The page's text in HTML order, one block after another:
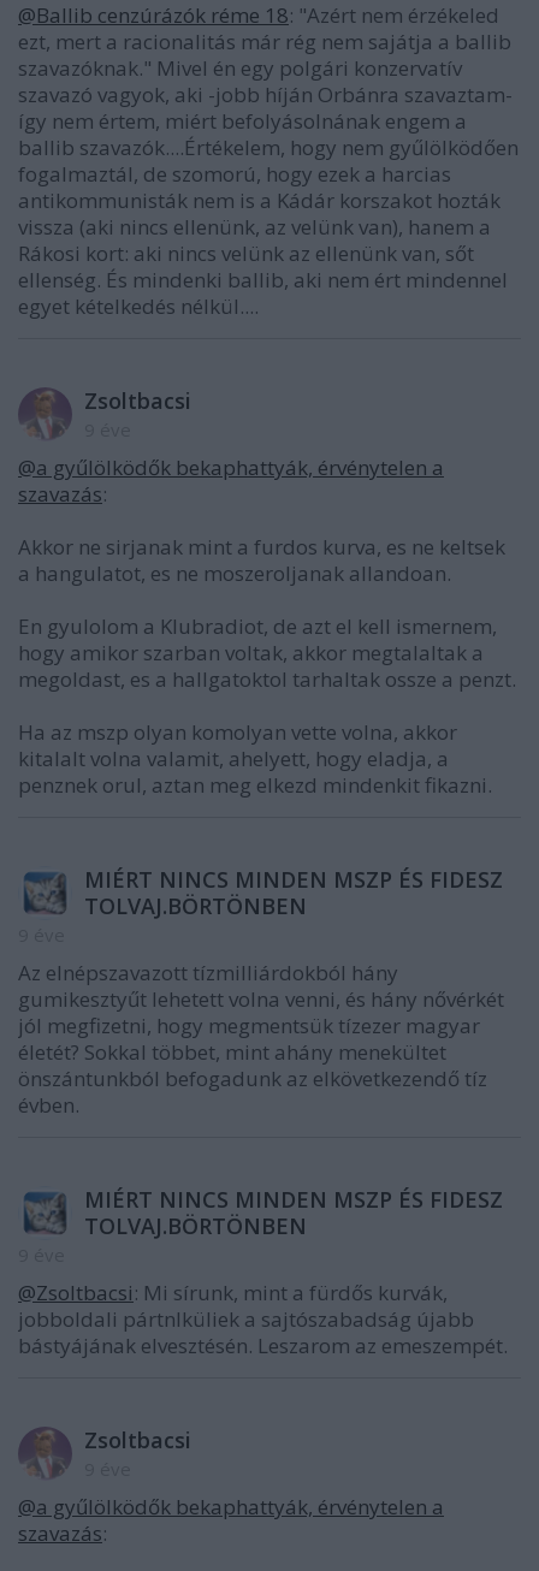
@Ballib cenzúrázók réme 18: "Azért nem érzékeled
ezt, mert a racionalitás már rég nem sajátja a ballib
szavazóknak." Mivel én egy polgári konzervatív
szavazó vagyok, aki -jobb híján Orbánra szavaztam-
így nem értem, miért befolyásolnának engem a
ballib szavazók....Értékelem, hogy nem gyűlölködően
fogalmaztál, de szomorú, hogy ezek a harcias
antikommunisták nem is a Kádár korszakot hozták
vissza (aki nincs ellenünk, az velünk van), hanem a
Rákosi kort: aki nincs velünk az ellenünk van, sőt
ellenség. És mindenki ballib, aki nem ért mindennel
egyet kételkedés nélkül....
Zsoltbacsi
@a gyűlölködők bekaphattyák, érvénytelen a
szavazás:
Akkor ne sirjanak mint a furdos kurva, es ne keltsek
a hangulatot, es ne moszeroljanak allandoan.
En gyulolom a Klubradiot, de azt el kell ismernem,
hogy amikor szarban voltak, akkor megtalaltak a
megoldast, es a hallgatoktol tarhaltak ossze a penzt.
Ha az mszp olyan komolyan vette volna, akkor
kitalalt volna valamit, ahelyett, hogy eladja, a
penznek orul, aztan meg elkezd mindenkit fikazni.
MIÉRT NINCS MINDEN MSZP ÉS FIDESZ
TOLVAJ.BÖRTÖNBEN
Az elnépszavazott tízmilliárdokból hány
gumikesztyűt lehetett volna venni, és hány nővérkét
jól megfizetni, hogy megmentsük tízezer magyar
életét? Sokkal többet, mint ahány menekültet
önszántunkból befogadunk az elkövetkezendő tíz
évben.
MIÉRT NINCS MINDEN MSZP ÉS FIDESZ
TOLVAJ.BÖRTÖNBEN
@Zsoltbacsi: Mi sírunk, mint a fürdős kurvák,
jobboldali pártnlküliek a sajtószabadság újabb
bástyájának elvesztésén. Leszarom az emeszempét.
Zsoltbacsi
@a gyűlölködők bekaphattyák, érvénytelen a
szavazás: